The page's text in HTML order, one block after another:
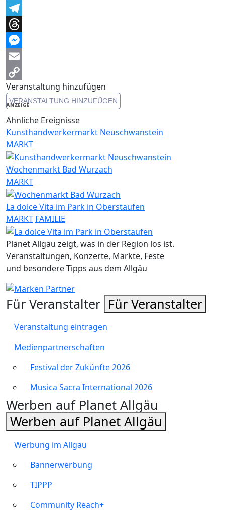
Facebook
Telegram
Threads
Messenger
Email
Copy
Link
Veranstaltung hinzufügen
VERANSTALTUNG HINZUFÜGEN
ANZEIGE
Ähnliche Ereignisse
Kunsthandwerkermarkt Neuschwanstein
MARKT
Wochenmarkt Bad Wurzach
MARKT
La dolce Vita im Park in Oberstaufen
MARKT FAMILIE
Planet Allgäu zeigt, was in der Region los ist.
Veranstaltungen, Konzerte, Märkte, Feste
und besondere Tipps aus dem Allgäu
Für Veranstalter Für Veranstalter
Veranstaltung eintragen
Medienpartnerschaften
Festival der Zukünfte 2026
Musica Sacra International 2026
Werben auf Planet Allgäu
Werben auf Planet Allgäu
Werbung im Allgäu
Bannerwerbung
TIPPP
Community Reach+